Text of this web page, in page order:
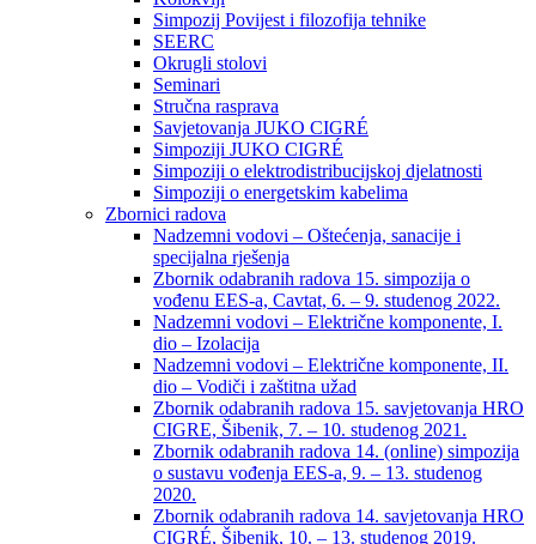
Simpozij Povijest i filozofija tehnike
SEERC
Okrugli stolovi
Seminari​
Stručna rasprava​
Savjetovanja JUKO CIGRÉ
Simpoziji JUKO CIGRÉ
Simpoziji o elektrodistribucijskoj djelatnosti
Simpoziji o energetskim kabelima
Zbornici radova
Nadzemni vodovi – Oštećenja, sanacije i
specijalna rješenja
Zbornik odabranih radova 15. simpozija o
vođenu EES-a, Cavtat, 6. – 9. studenog 2022.
Nadzemni vodovi – Električne komponente, I.
dio – Izolacija
Nadzemni vodovi – Električne komponente, II.
dio – Vodiči i zaštitna užad
Zbornik odabranih radova 15. savjetovanja HRO
CIGRE, Šibenik, 7. – 10. studenog 2021.
Zbornik odabranih radova 14. (online) simpozija
o sustavu vođenja EES-a, 9. – 13. studenog
2020.
Zbornik odabranih radova 14. savjetovanja HRO
CIGRÉ, Šibenik, 10. – 13. studenog 2019.